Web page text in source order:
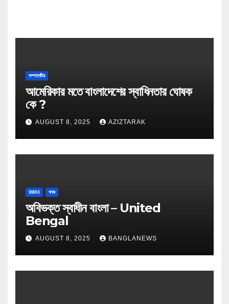
সম্পাদকীয়
আমেরিকার মতে বাংলাদেশের স্বাধিনতার ঘোষক
কে ?
AUGUST 8, 2025 AZIZTARAK
WIKI খবর
অবিভক্ত স্বাধীন বাংলা – United
Bengal
AUGUST 8, 2025 BANGLANEWS